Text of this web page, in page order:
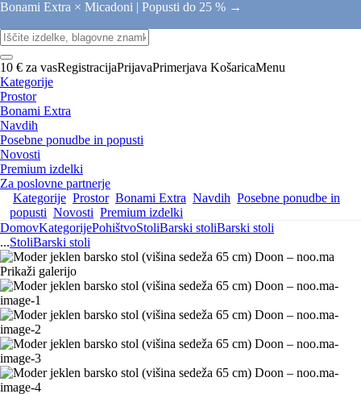
Bonami Extra × Micadoni | Popusti do 25 % →
10 € za vasRegistracijaPrijavaPrimerjava KošaricaMenu
Kategorije
Prostor
Bonami Extra
Navdih
Posebne ponudbe in popusti
Novosti
Premium izdelki
Za poslovne partnerje
Kategorije Prostor Bonami Extra Navdih Posebne ponudbe in
popusti Novosti Premium izdelki
DomovKategorijePohištvoStoliBarski stoliBarski stoli
...StoliBarski stoli
Prikaži galerijo